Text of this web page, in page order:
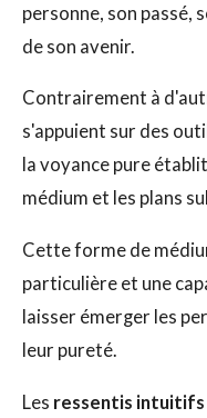
personne, son passé,
de son avenir.
Contrairement à
s'appuient sur des
la voyance pure
médium et les plans
Cette forme de
particulière et une
laisser émerger les
leur pureté.
Les ressentis intuitifs